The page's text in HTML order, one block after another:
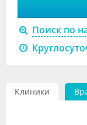
Клиники
Специалисты
Поиск по
Клиники